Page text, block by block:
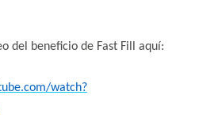
del beneficio de Fast Fill aquí:
watch?